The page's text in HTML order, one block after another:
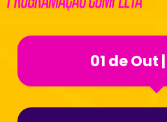
01 de Out